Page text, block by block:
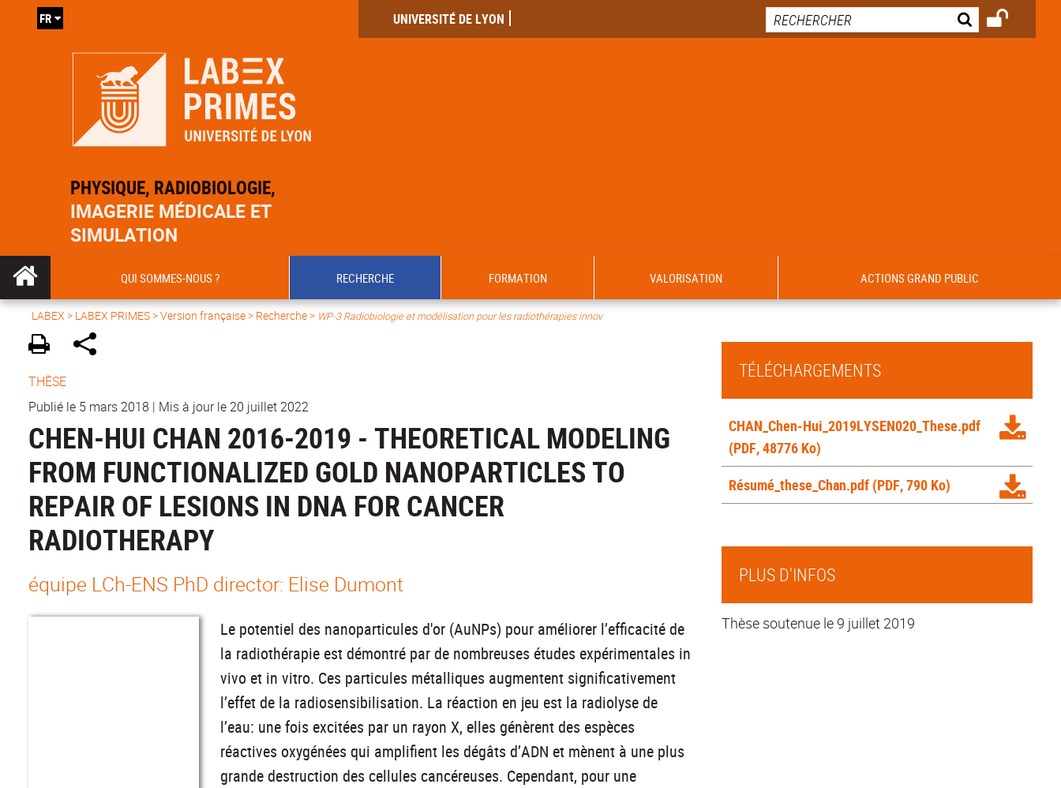
PHYSIQUE, RADIOBIOLOGIE,
IMAGERIE MÉDICALE ET
SIMULATION
UNIVERSITÉ DE LYON
FR
QUI SOMMES-NOUS ? RECHERCHE FORMATION VALORISATION ACTIONS GRAND PUBLIC
LABEX > LABEX PRIMES>Version française> Recherche > WP-3 Radiobiologie et modélisation pour les radiothérapies innov
THÈSE
Publié le 5 mars 2018 | Mis à jour le 20 juillet 2022
CHEN-HUI CHAN 2016-2019 - THEORETICAL MODELING
FROM FUNCTIONALIZED GOLD NANOPARTICLES TO
REPAIR OF LESIONS IN DNA FOR CANCER
RADIOTHERAPY
équipe LCh-ENS PhD director: Elise Dumont
Le potentiel des nanoparticules d'or (AuNPs) pour améliorer l’efficacité de
la radiothérapie est démontré par de nombreuses études expérimentales in
vivo et in vitro. Ces particules métalliques augmentent significativement
l’effet de la radiosensibilisation. La réaction en jeu est la radiolyse de
l’eau: une fois excitées par un rayon X, elles génèrent des espèces
réactives oxygénées qui amplifient les dégâts d’ADN et mènent à une plus
grande destruction des cellules cancéreuses. Cependant, pour une
TÉLÉCHARGEMENTS
CHAN_Chen-Hui_2019LYSEN020_These.pdf
(PDF, 48776 Ko)
Résumé_these_Chan.pdf (PDF, 790 Ko)
PLUS D'INFOS
Thèse soutenue le 9 juillet 2019